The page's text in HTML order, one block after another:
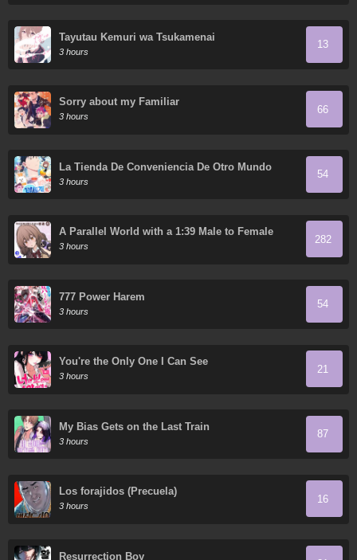
Tayutau Kemuri wa Tsukamenai
3 hours
13
Sorry about my Familiar
3 hours
66
La Tienda De Conveniencia De Otro Mundo
3 hours
54
A Parallel World with a 1:39 Male to Female
Ratio is Unexpectedly Normal (Fan Colored)
3 hours
282
777 Power Harem
3 hours
54
You're the Only One I Can See
3 hours
21
My Bias Gets on the Last Train
3 hours
87
Los forajidos (Precuela)
3 hours
16
Resurrection Boy